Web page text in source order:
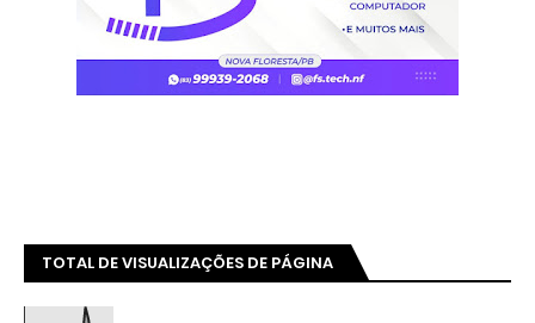
TOTAL DE VISUALIZAÇÕES DE PÁGINA